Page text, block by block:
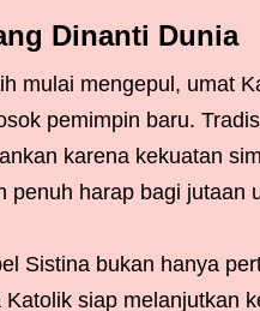
Dinanti Dunia
mulai mengepul, umat
pemimpin baru.
karena kekuatan
penuh harap bagi jutaan
Sistina bukan hanya
Katolik siap melanjutkan